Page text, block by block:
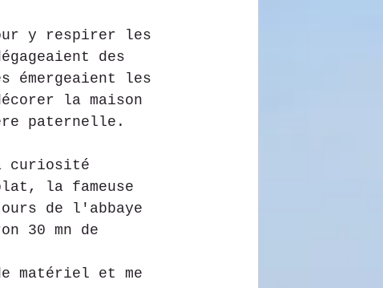
y respirer les
des
émergeaient les
la maison
paternelle.
curiosité
la fameuse
de l'abbaye
30 mn de
matériel et me